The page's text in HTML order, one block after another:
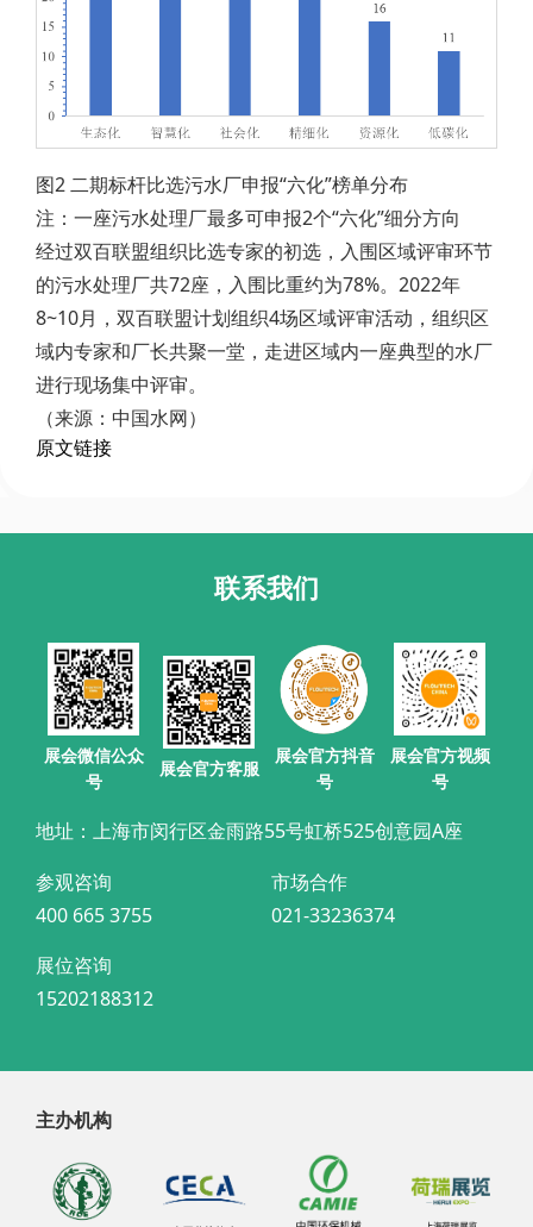
图2 二期标杆比选污水厂申报“六化”榜单分布
注：一座污水处理厂最多可申报2个“六化”细分方向
经过双百联盟组织比选专家的初选，入围区域评审环节
的污水处理厂共72座，入围比重约为78%。2022年
8~10月，双百联盟计划组织4场区域评审活动，组织区
域内专家和厂长共聚一堂，走进区域内一座典型的水厂
进行现场集中评审。
（来源：中国水网）
原文链接
联系我们
展会微信公众
号
展会官方客服
展会官方抖音
号
展会官方视频
号
地址：上海市闵行区金雨路55号虹桥525创意园A座
参观咨询
400 665 3755
市场合作
021-33236374
展位咨询
15202188312
主办机构